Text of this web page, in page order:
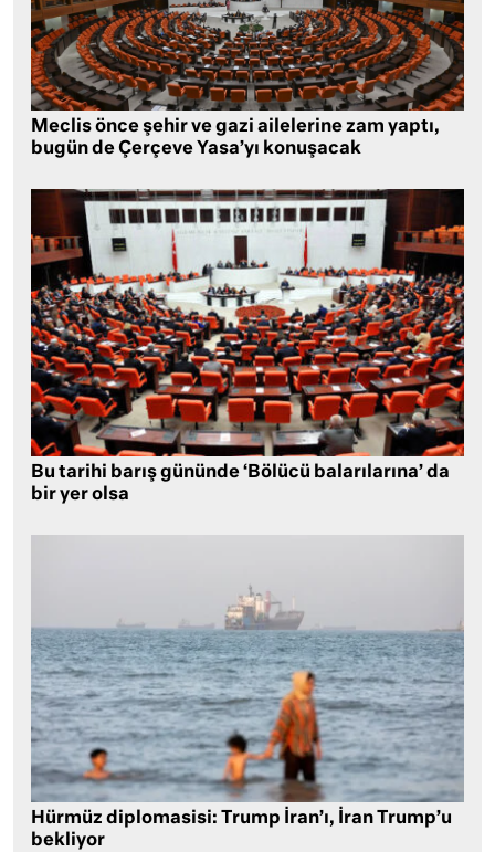
Meclis önce şehir ve gazi ailelerine zam yaptı,
bugün de Çerçeve Yasa’yı konuşacak
Bu tarihi barış gününde ‘Bölücü balarılarına’ da
bir yer olsa
Hürmüz diplomasisi: Trump İran’ı, İran Trump’u
bekliyor